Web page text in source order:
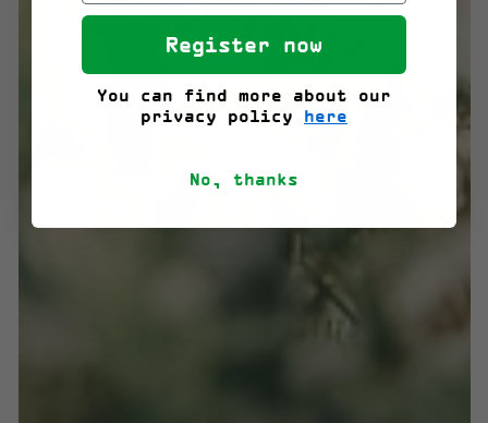
Register now
You can find more about our
privacy policy here
No, thanks